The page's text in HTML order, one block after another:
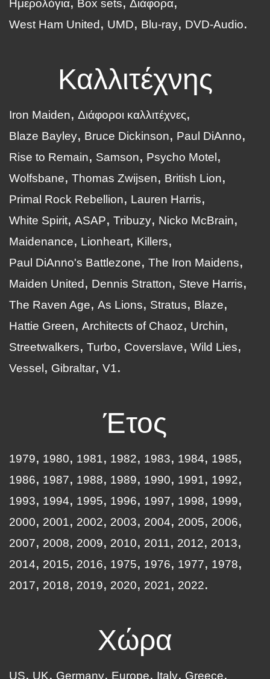
Ημερολόγια
Box sets
Διάφορα
West Ham United
UMD Blu-ray DVD-Audio
Καλλιτέχνης
Iron Maiden
Διάφοροι καλλιτέχνες
Blaze Bayley
Bruce Dickinson
Paul DiAnno
Rise to Remain
Samson
Psycho Motel
Wolfsbane
Thomas Zwijsen
British Lion
Primal Rock Rebellion
Lauren Harris
White Spirit ASAP Tribuzy
Nicko McBrain
Maidenance
Lionheart
Killers
Paul DiAnno's Battlezone
The Iron Maidens
Maiden United
Dennis Stratton
Steve Harris
The Raven Age
As Lions Stratus
Blaze
Hattie Green
Architects of Chaoz
Urchin
Streetwalkers
Turbo Coverslave
Wild Lies
Vessel
Gibraltar V1
Έτος
1979 1980 1981 1982 1983 1984
1985
1986
1987 1988 1989 1990 1991
1992
1993
1994 1995 1996 1997 1998
1999
2000
2001 2002 2003 2004 2005
2006
2007
2008 2009 2010 2011 2012
2013
2014
2015 2016 1975 1976 1977
1978
2017
2018 2019 2020 2021 2022
Χώρα
US UK Germany Europe Italy Greece